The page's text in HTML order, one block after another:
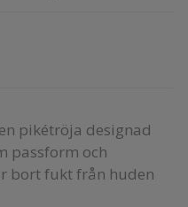
pikétröja designad
passform och
bort fukt från huden